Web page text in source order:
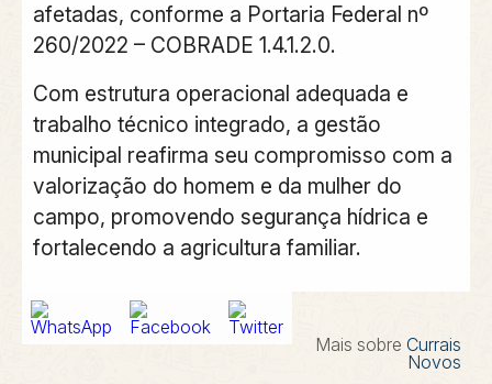
afetadas, conforme a Portaria Federal nº
260/2022 – COBRADE 1.4.1.2.0.
Com estrutura operacional adequada e
trabalho técnico integrado, a gestão
municipal reafirma seu compromisso com a
valorização do homem e da mulher do
campo, promovendo segurança hídrica e
fortalecendo a agricultura familiar.
Mais sobre Currais
Novos